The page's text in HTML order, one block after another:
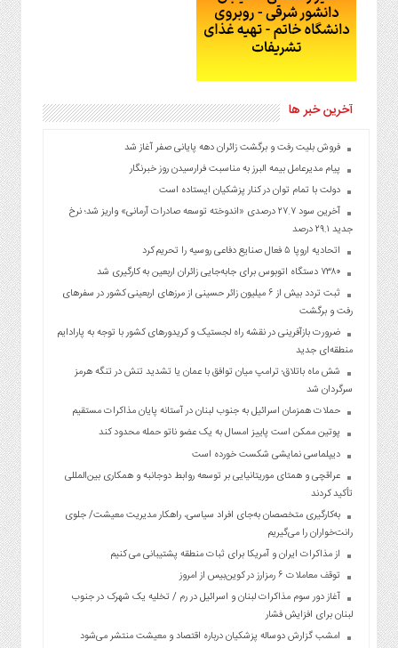
آخرین خبر ها
فروش بلیت رفت و برگشت زائران دهه پایانی صفر آغاز شد
پیام مدیرعامل بیمه البرز به مناسبت فرارسیدن روز خبرنگار
دولت با تمام توان در کنار پزشکیان ایستاده است
آخرین سود ۲۷.۷ درصدی «اندوخته توسعه صادرات آرمانی» واریز شد؛ نرخ
جدید ۲۹.۱ درصد
اتحادیه اروپا ۵ فعال صنایع دفاعی روسیه را تحریم کرد
۷۳۸۰ دستگاه اتوبوس برای جابه‌جایی زائران اربعین به‌ کارگیری شد
ثبت تردد بیش از ۶ میلیون زائر حسینی از مرزهای اربعینی کشور در سفرهای
رفت و برگشت
ضرورت بازآفرینی در نقشه راه لجستیک و کریدورهای کشور با توجه به پارادایم
منطقه‌ای جدید
شش ماه باتلاق؛ ترامپ میان توافق با عمان یا تشدید تنش در تنگه هرمز
سرگردان شد
حملات همزمان اسرائیل به جنوب لبنان در آستانه پایان مذاکرات مستقیم
پوتین ممکن است پاییز امسال به یک عضو ناتو حمله محدود کند
دیپلماسی نمایشی شکست خورده است
عراقچی و همتای موریتانیایی بر توسعه روابط دوجانبه و همکاری بین‌المللی
تأکید کردند
به‌کارگیری متخصصان به‌جای افراد سیاسی، راهکار مدیریت معیشت/ جلوی
رانت‌خواران را می‌گیریم
از مذاکرات ایران و آمریکا برای ثبات منطقه پشتیبانی می کنیم
توقف معاملات ۶ رمزارز در کوین‌بیس از امروز
آغاز دور سوم مذاکرات لبنان و اسرائیل در رم / تخلیه یک شهرک در جنوب
لبنان برای افزایش فشار
امشب گزارش دوساله پزشکیان درباره اقتصاد و معیشت منتشر می‌شود